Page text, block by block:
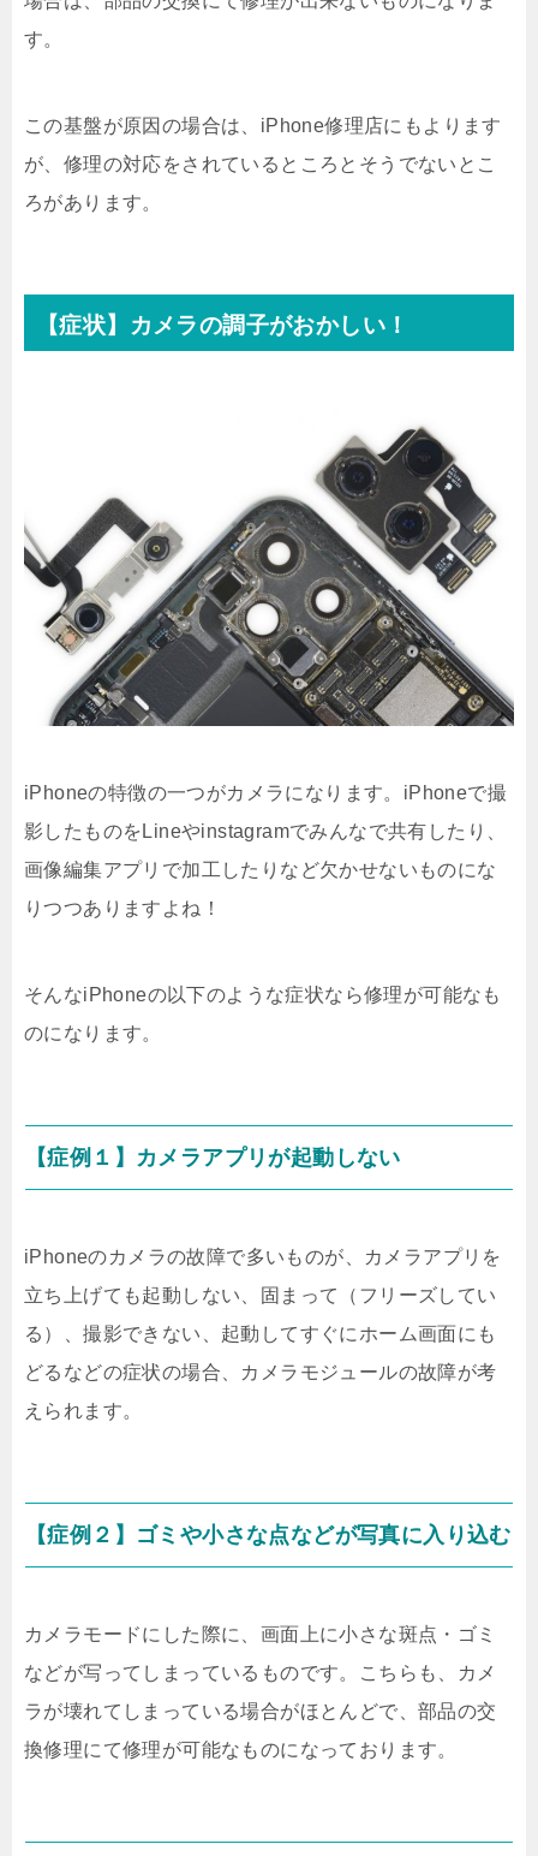
す。
この基盤が原因の場合は、iPhone修理店にもよります
が、修理の対応をされているところとそうでないとこ
ろがあります。
【症状】カメラの調子がおかしい！
iPhoneの特徴の一つがカメラになります。iPhoneで撮
影したものをLineやinstagramでみんなで共有したり、
画像編集アプリで加工したりなど欠かせないものにな
りつつありますよね！
そんなiPhoneの以下のような症状なら修理が可能なも
のになります。
【症例１】カメラアプリが起動しない
iPhoneのカメラの故障で多いものが、カメラアプリを
立ち上げても起動しない、固まって（フリーズしてい
る）、撮影できない、起動してすぐにホーム画面にも
どるなどの症状の場合、カメラモジュールの故障が考
えられます。
【症例２】ゴミや小さな点などが写真に入り込む
カメラモードにした際に、画面上に小さな斑点・ゴミ
などが写ってしまっているものです。こちらも、カメ
ラが壊れてしまっている場合がほとんどで、部品の交
換修理にて修理が可能なものになっております。